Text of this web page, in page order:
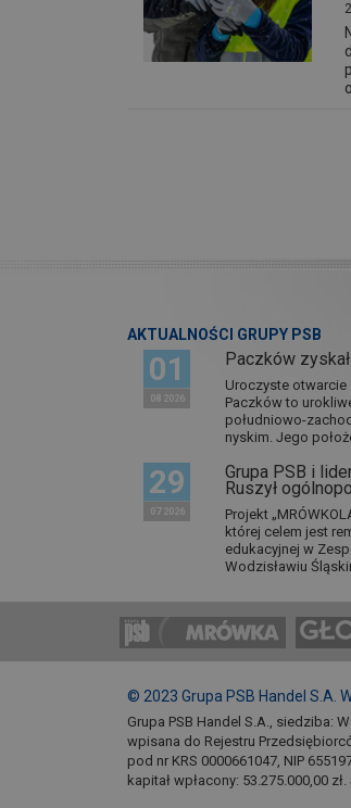
AKTUALNOŚCI GRUPY PSB
01
08 2026
Paczków
Uroczyste otwarcie
Paczków to
południowo-
nyskim. Jego
29
07 2026
Grupa PSB i
Ruszył
Projekt
której celem jest
edukacyjnej w
Wodzisławiu
© 2023 Grupa PSB Handel S.A.
Grupa PSB Handel S.A., siedziba:
wpisana do Rejestru
pod nr KRS 0000661047, NIP
kapitał wpłacony: 53.275.000,00